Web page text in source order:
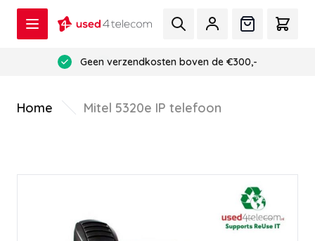
Ga naar de inhoud
Zoek
OfferteCart
Geen verzendkosten boven de €300,-
Home Mitel 5320e IP telefoon